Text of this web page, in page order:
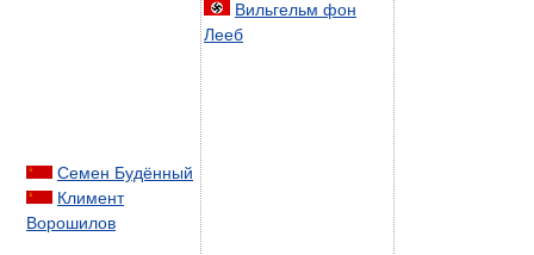
Семен Будённый
Климент
Ворошилов
Вильгельм фон
Лееб